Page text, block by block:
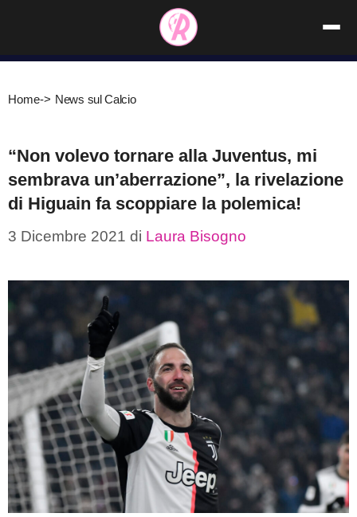
contenuto
Home-> News sul Calcio
“Non volevo tornare alla Juventus, mi
sembrava un’aberrazione”, la rivelazione
di Higuain fa scoppiare la polemica!
3 Dicembre 2021 di Laura Bisogno